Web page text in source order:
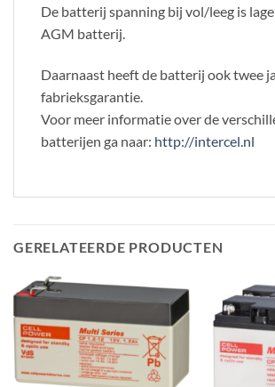
De batterij spanning bij vol/leeg is
AGM batterij.
Daarnaast heeft de batterij ook twee
fabrieksgarantie.
Voor meer informatie over de
batterijen ga naar: http://intercel.nl
GERELATEERDE PRODUCTEN